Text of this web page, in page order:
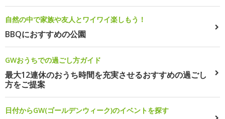
自然の中で家族や友人とワイワイ楽しもう！
BBQにおすすめの公園
GWおうちでの過ごし方ガイド
最大12連休のおうち時間を充実させるおすすめの過ごし
方をご提案
日付からGW(ゴールデンウィーク)のイベントを探す